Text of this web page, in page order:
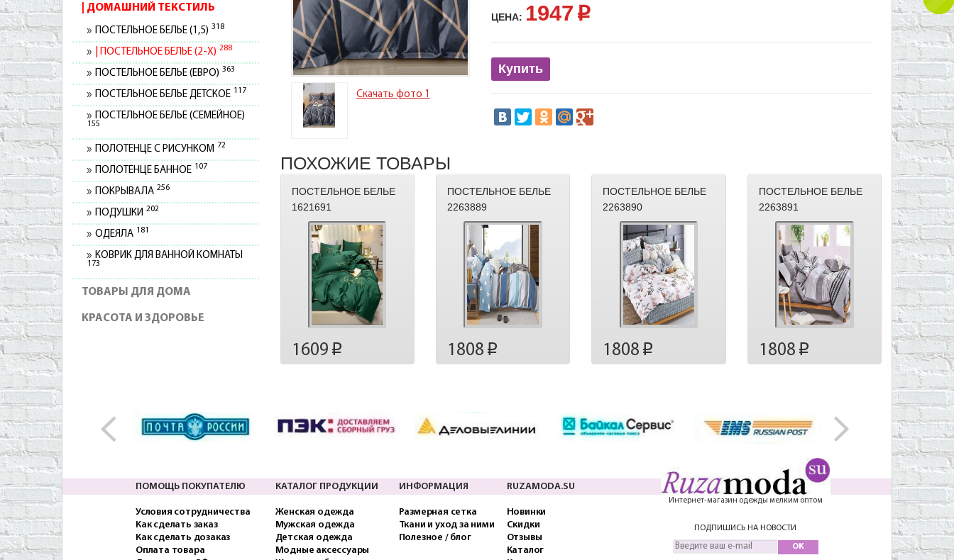
ДОМАШНИЙ ТЕКСТИЛЬ
ПОСТЕЛЬНОЕ БЕЛЬЕ (1,5) 318
ПОСТЕЛЬНОЕ БЕЛЬЕ (2-Х) 288
ПОСТЕЛЬНОЕ БЕЛЬЕ (ЕВРО) 363
ПОСТЕЛЬНОЕ БЕЛЬЕ ДЕТСКОЕ 117
ПОСТЕЛЬНОЕ БЕЛЬЕ (СЕМЕЙНОЕ)
155
ПОЛОТЕНЦЕ С РИСУНКОМ 72
ПОЛОТЕНЦЕ БАННОЕ 107
ПОКРЫВАЛА 256
ПОДУШКИ 202
ОДЕЯЛА 181
КОВРИК ДЛЯ ВАННОЙ КОМНАТЫ
173
ТОВАРЫ ДЛЯ ДОМА
КРАСОТА И ЗДОРОВЬЕ
Скачать фото 1
ЦЕНА: 1947 p
Купить
ПОХОЖИЕ ТОВАРЫ
ПОСТЕЛЬНОЕ БЕЛЬЕ
1621691
1609 p
ПОСТЕЛЬНОЕ БЕЛЬЕ
2263889
1808 p
ПОСТЕЛЬНОЕ БЕЛЬЕ
2263890
1808 p
ПОСТЕЛЬНОЕ БЕЛЬЕ
2263891
1808 p
ПОМОЩЬ ПОКУПАТЕЛЮ
Условия сотрудничества
Как сделать заказ
Как сделать дозаказ
Оплата товара
КАТАЛОГ ПРОДУКЦИИ
Женская одежда
Мужская одежда
Детская одежда
Модные аксессуары
ИНФОРМАЦИЯ
Размерная сетка
Ткани и уход за ними
Полезное / блог
RUZAMODA.SU
Новинки
Скидки
Отзывы
Каталог
Интернет-магазин одежды мелким оптом
ПОДПИШИСЬ НА НОВОСТИ
OK